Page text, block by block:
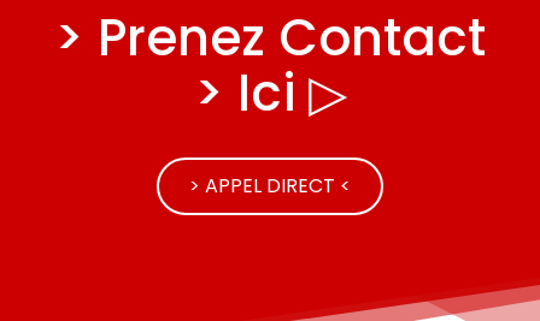
> Prenez Contact
> Ici ▷
> APPEL DIRECT <